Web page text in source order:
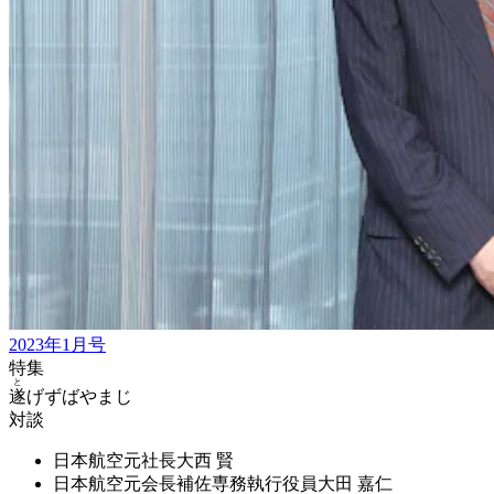
2023年1月号
特集
遂
と
げずばやまじ
対談
日本航空元社長大西 賢
日本航空元会長補佐専務執行役員大田 嘉仁